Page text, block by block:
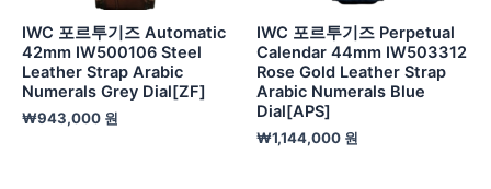
IWC 포르투기즈 Automatic
42mm IW500106 Steel
Leather Strap Arabic
Numerals Grey Dial[ZF]
₩943,000 원
IWC 포르투기즈 Perpetual
Calendar 44mm IW503312
Rose Gold Leather Strap
Arabic Numerals Blue
Dial[APS]
₩1,144,000 원